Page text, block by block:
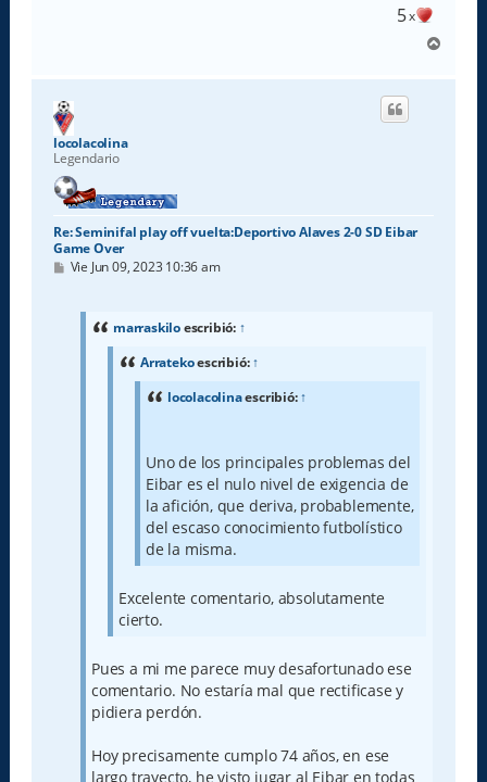
5x
r
locolacolina
Legendario
Re: Seminifal play off vuelta:Deportivo Alaves 2-0 SD Eibar
Game Over
M
Vie Jun 09, 2023 10:36 am
marraskiloescribió: ↑
Arratekoescribió:↑
locolacolinaescribió:↑
Uno de los principales problemas del
Eibar es el nulo nivel de exigencia de
la afición, que deriva, probablemente,
del escaso conocimiento futbolístico
de la misma.
Excelente comentario, absolutamente
cierto.
Pues a mi me parece muy desafortunado ese
comentario. No estaría mal que rectificase y
pidiera perdón.
Hoy precisamente cumplo 74 años, en ese
largo trayecto, he visto jugar al Eibar en todas